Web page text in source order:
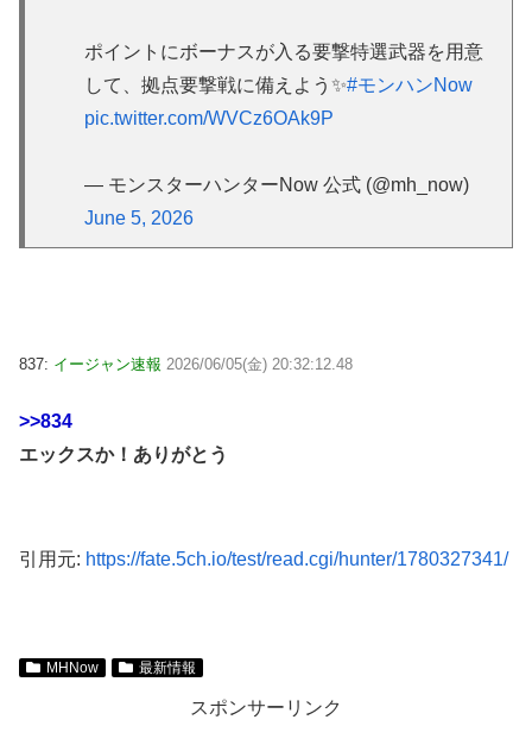
ポイントにボーナスが入る要撃特選武器を用意
して、拠点要撃戦に備えよう✨#モンハンNow
pic.twitter.com/WVCz6OAk9P
— モンスターハンターNow 公式 (@mh_now)
June 5, 2026
837: イージャン速報 2026/06/05(金) 20:32:12.48
>>834
エックスか！ありがとう
引用元: https://fate.5ch.io/test/read.cgi/hunter/1780327341/
MHNow 最新情報
スポンサーリンク